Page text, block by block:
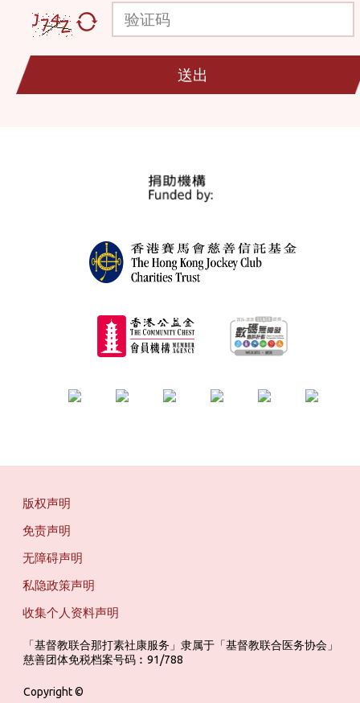
验证码
送出
版权声明
免责声明
无障碍声明
私隐政策声明
收集个人资料声明
「基督教联合那打素社康服务」隶属于「基督教联合医务协会」
慈善团体免税档案号码︰91/788
Copyright ©